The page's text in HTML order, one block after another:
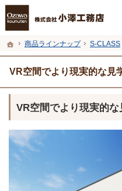
ホーム
商品ラインナップ S-CLASS
VR空間でより現実的な見
プロの目線からご提案。福井市・鯖
福井市・鯖江市・坂井市の新築・注
VR空間でより現実的な